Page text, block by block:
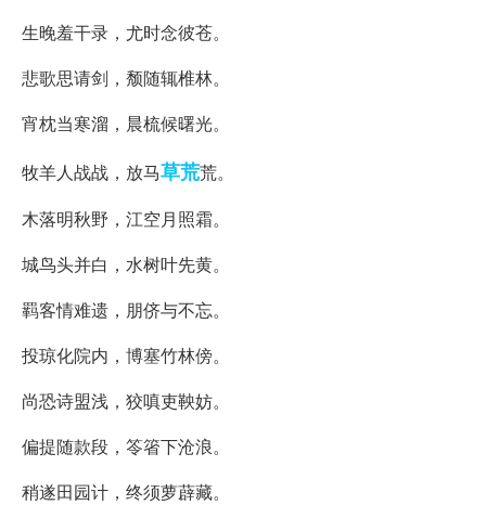
生晚羞干录，尤时念彼苍。
悲歌思请剑，颓随辄椎林。
宵枕当寒溜，晨梳候曙光。
牧羊人战战，放马草荒荒。
木落明秋野，江空月照霜。
城鸟头并白，水树叶先黄。
羁客情难遗，朋侪与不忘。
投琼化院内，博塞竹林傍。
尚恐诗盟浅，狡嗔吏鞅妨。
偏提随款段，笭箵下沧浪。
稍遂田园计，终须萝薜藏。